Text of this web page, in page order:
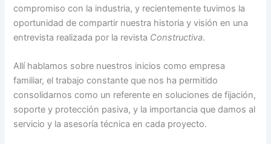
compromiso con la industria, y recientemente tuvimos la
oportunidad de compartir nuestra historia y visión en una
entrevista realizada por la revista Constructiva.
Allí hablamos sobre nuestros inicios como empresa
familiar, el trabajo constante que nos ha permitido
consolidarnos como un referente en soluciones de fijación,
soporte y protección pasiva, y la importancia que damos al
servicio y la asesoría técnica en cada proyecto.